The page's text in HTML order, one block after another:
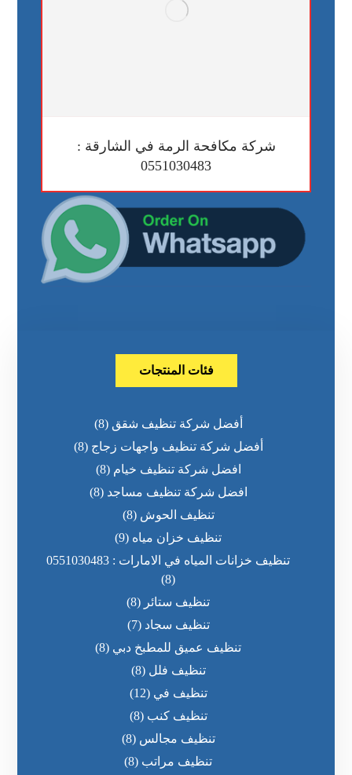
شركة مكافحة الرمة في الشارقة :
0551030483
فئات المنتجات
أفضل شركة تنظيف شقق (8)
أفضل شركة تنظيف واجهات زجاج (8)
افضل شركة تنظيف خيام (8)
افضل شركة تنظيف مساجد (8)
تنظيف الحوش (8)
تنظيف خزان مياه (9)
تنظيف خزانات المياه في الامارات : 0551030483
(8)
تنظيف ستائر (8)
تنظيف سجاد (7)
تنظيف عميق للمطبخ دبي (8)
تنظيف فلل (8)
تنظيف في (12)
تنظيف كنب (8)
تنظيف مجالس (8)
تنظيف مراتب (8)